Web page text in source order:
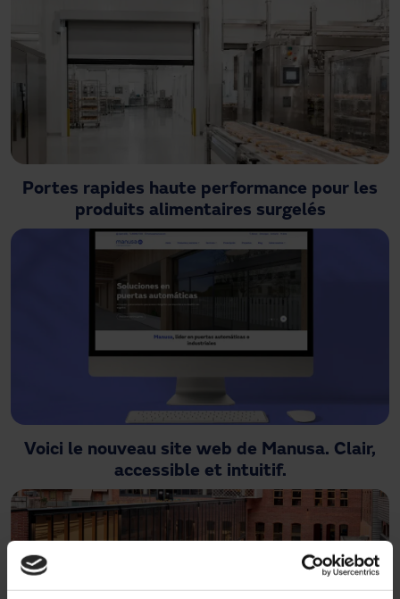
Portes rapides haute performance pour les
produits alimentaires surgelés
Voici le nouveau site web de Manusa. Clair,
accessible et intuitif.